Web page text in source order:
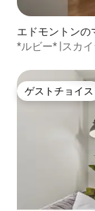
エドモントンの
*ルビー* |スカ
ゲストチョイス
ゲストチョイス